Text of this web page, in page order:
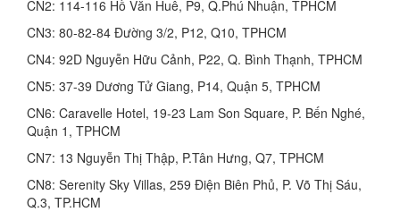
CN2: 114-116 Hồ Văn Huê, P9, Q.Phú Nhuận, TPHCM
CN3: 80-82-84 Đường 3/2, P12, Q10, TPHCM
CN4: 92D Nguyễn Hữu Cảnh, P22, Q. Bình Thạnh, TPHCM
CN5: 37-39 Dương Tử Giang, P14, Quận 5, TPHCM
CN6: Caravelle Hotel, 19-23 Lam Son Square, P. Bến Nghé,
Quận 1, TPHCM
CN7: 13 Nguyễn Thị Thập, P.Tân Hưng, Q7, TPHCM
CN8: Serenity Sky Villas, 259 Điện Biên Phủ, P. Võ Thị Sáu,
Q.3, TP.HCM